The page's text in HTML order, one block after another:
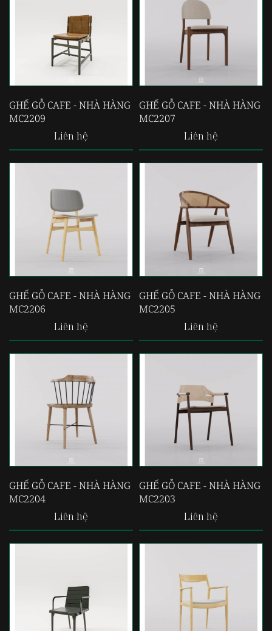
GHẾ GỖ CAFE - NHÀ HÀNG
MC2209
Liên hệ
GHẾ GỖ CAFE - NHÀ HÀNG
MC2207
Liên hệ
GHẾ GỖ CAFE - NHÀ HÀNG
MC2206
Liên hệ
GHẾ GỖ CAFE - NHÀ HÀNG
MC2205
Liên hệ
GHẾ GỖ CAFE - NHÀ HÀNG
MC2204
Liên hệ
GHẾ GỖ CAFE - NHÀ HÀNG
MC2203
Liên hệ